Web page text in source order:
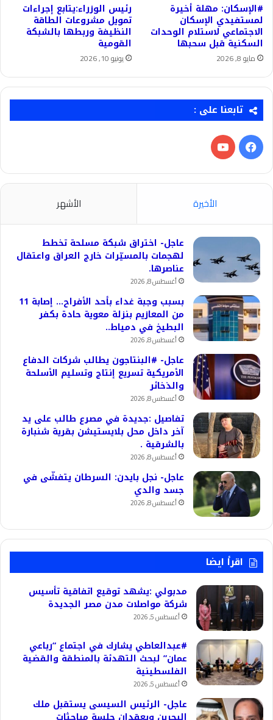
#الإسكان: مهلة أخيرة
لمستفيدي الإسكان
الاجتماعي لاستلام الوحدات
السكنية قبل سحبها
مايو 8, 2026
رئيس الوزراء:يتابع إجراءات
تمويل مشروعات الطاقة
النظيفة وربطها بالشبكة
القومية
يونيو 10, 2026
تابعنا على :
فيسبوك‫YouTube
الأخيرة الأشهر
عاجل- اختراق شبكة مسلحة تخطط
لهجمات بالمسيّرات خارج العراق واعتقال
عناصرها.
أغسطس 8, 2026
بسبب وجبة غداء بأحد الأفراح… إصابة 11
من المعازيم بنزلة معوية حادة بكفر
البطيخ في دمياط..
أغسطس 8, 2026
عاجل- #البنتاجون يطالب شركات الدفاع
الأمريكية تسريع إنتاج وتسليم الأسلحة
والذخائر
أغسطس 8, 2026
تفاصيل :جديدة في مصرع طالب على يد
آخر داخل محل بلايستيشن بقرية شنبارة
بالشرقية .
أغسطس 8, 2026
عاجل- نجل بايدن: السرطان يتفشّى في
جسد والدي
أغسطس 8, 2026
اقرأ ايضا
مدبولي :يشهد توقيع اتفاقية تأسيس
شركة مواصلات مدن مصر الجديدة
أغسطس 5, 2026
#عبدالعاطي يشارك في اجتماع “رباعي
عمان” لبحث التهدئة بالمنطقة والقضية
الفلسطينية
أغسطس 5, 2026
عاجل- الرئيس السيسى يستقبل ملك